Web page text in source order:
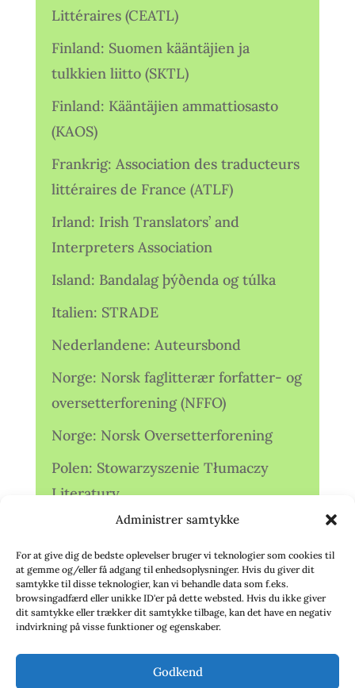
Administrer samtykke
For at give dig de bedste oplevelser bruger vi teknologier som cookies til
at gemme og/eller få adgang til enhedsoplysninger. Hvis du giver dit
samtykke til disse teknologier, kan vi behandle data som f.eks.
browsingadfærd eller unikke ID'er på dette websted. Hvis du ikke giver
dit samtykke eller trækker dit samtykke tilbage, kan det have en negativ
indvirkning på visse funktioner og egenskaber.
Godkend
Littéraires (CEATL)
Finland: Suomen kääntäjien ja
tulkkien liitto (SKTL)
Finland: Kääntäjien ammattiosasto
(KAOS)
Frankrig: Association des traducteurs
littéraires de France (ATLF)
Irland: Irish Translators’ and
Interpreters Association
Island: Bandalag þýðenda og túlka
Italien: STRADE
Nederlandene: Auteursbond
Norge: Norsk faglitterær forfatter- og
oversetterforening (NFFO)
Norge: Norsk Oversetterforening
Polen: Stowarzyszenie Tłumaczy
Literatury
Storbritannien: Translators
Association (TA)
Sverige: Översättarsektionen (Ö.)
Sverige: Översättarcentrum (ÖC)
deutschsprachiger Übersetzer (VdÜ)